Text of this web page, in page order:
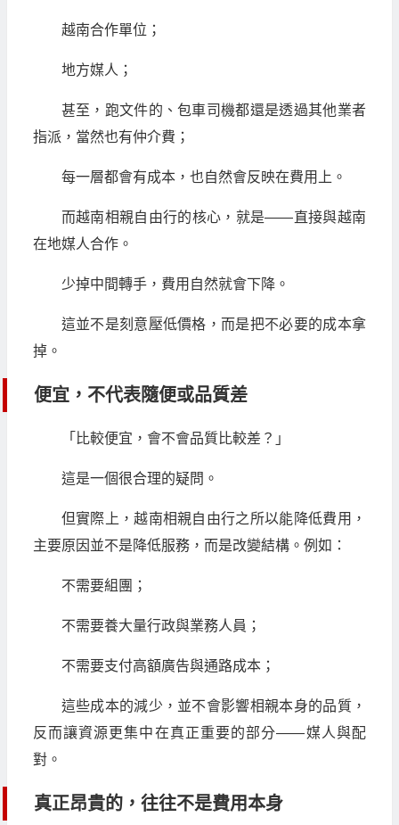
越南合作單位；
地方媒人；
甚至，跑文件的、包車司機都還是透過其他業者
指派，當然也有仲介費；
每一層都會有成本，也自然會反映在費用上。
而越南相親自由行的核心，就是——直接與越南
在地媒人合作。
少掉中間轉手，費用自然就會下降。
這並不是刻意壓低價格，而是把不必要的成本拿
掉。
便宜，不代表隨便或品質差
「比較便宜，會不會品質比較差？」
這是一個很合理的疑問。
但實際上，越南相親自由行之所以能降低費用，
主要原因並不是降低服務，而是改變結構。例如：
不需要組團；
不需要養大量行政與業務人員；
不需要支付高額廣告與通路成本；
這些成本的減少，並不會影響相親本身的品質，
反而讓資源更集中在真正重要的部分——媒人與配
對。
真正昂貴的，往往不是費用本身